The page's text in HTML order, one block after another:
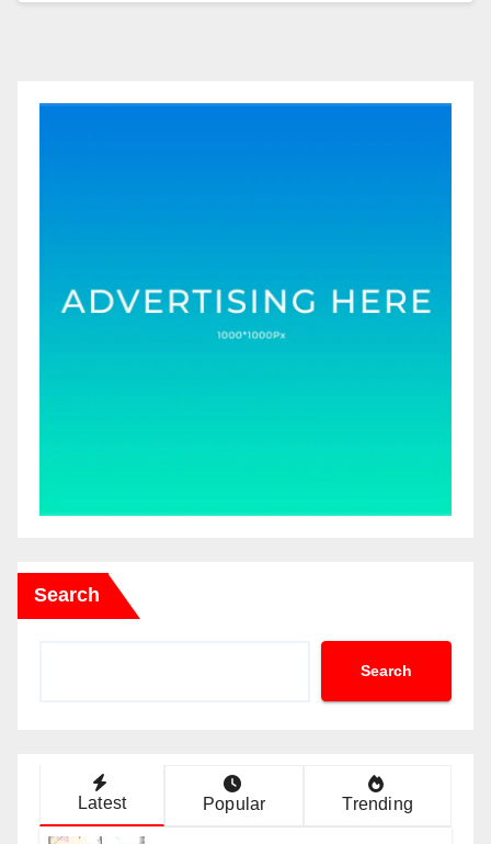
Search
Search
Latest Popular Trending